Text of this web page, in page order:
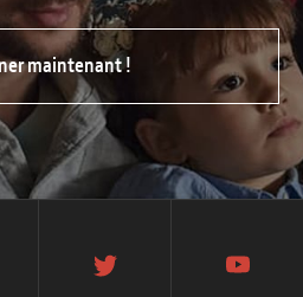
maintenant !
twitter youtube